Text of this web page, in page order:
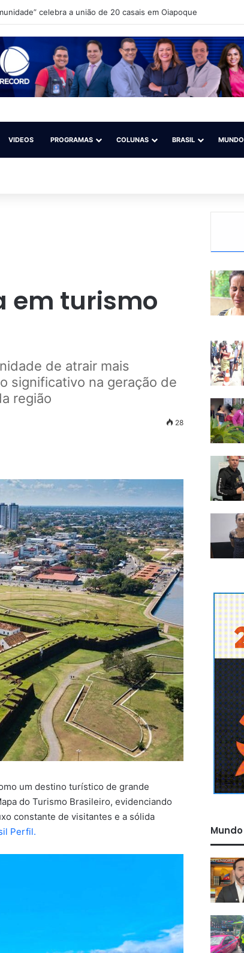
debater o aperfeiçoamento da fiscalização do garimpo ilegal
VIDEOS PROGRAMAS COLUNAS BRASIL MUNDO
em turismo
de atrair mais
significativo na geração de
região
28
um destino turístico de grande
do Turismo Brasileiro, evidenciando
constante de visitantes e a sólida
Perfil. Mundo